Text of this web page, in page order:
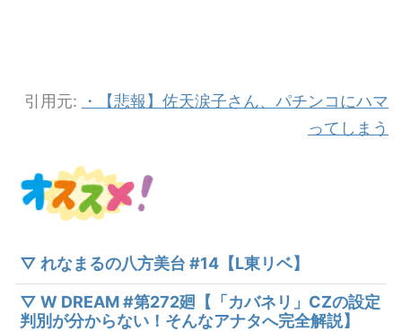
引用元:
・【悲報】佐天涙子さん、パチンコにハマ
ってしまう
▽ れなまるの八方美台 #14【L東リベ】
▽ W DREAM #第272廻【「カバネリ」CZの設定
判別が分からない！そんなアナタへ完全解説】